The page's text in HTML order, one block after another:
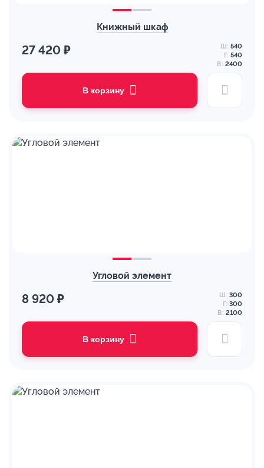
Книжный шкаф
27 420 ₽ Ш: 540
Г: 540
В: 2400
В корзину
Угловой элемент
8 920 ₽ Ш: 300
Г: 300
В: 2100
В корзину